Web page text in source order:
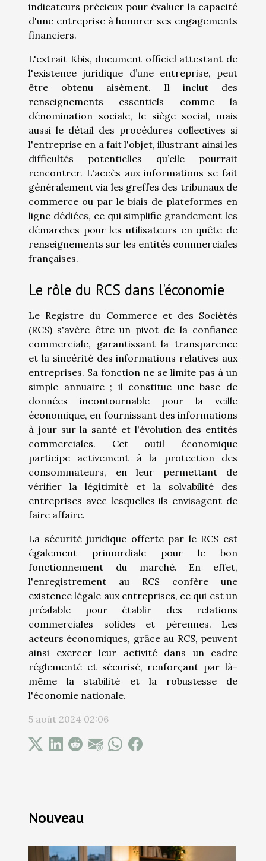
indicateurs précieux pour évaluer la capacité
d'une entreprise à honorer ses engagements
financiers.
L'extrait Kbis, document officiel attestant de
l'existence juridique d’une entreprise, peut
être obtenu aisément. Il inclut des
renseignements essentiels comme la
dénomination sociale, le siège social, mais
aussi le détail des procédures collectives si
l'entreprise en a fait l'objet, illustrant ainsi les
difficultés potentielles qu’elle pourrait
rencontrer. L'accès aux informations se fait
généralement via les greffes des tribunaux de
commerce ou par le biais de plateformes en
ligne dédiées, ce qui simplifie grandement les
démarches pour les utilisateurs en quête de
renseignements sur les entités commerciales
françaises.
Le rôle du RCS dans l'économie
Le Registre du Commerce et des Sociétés
(RCS) s'avère être un pivot de la confiance
commerciale, garantissant la transparence
et la sincérité des informations relatives aux
entreprises. Sa fonction ne se limite pas à un
simple annuaire ; il constitue une base de
données incontournable pour la veille
économique, en fournissant des informations
à jour sur la santé et l'évolution des entités
commerciales. Cet outil économique
participe activement à la protection des
consommateurs, en leur permettant de
vérifier la légitimité et la solvabilité des
entreprises avec lesquelles ils envisagent de
faire affaire.
La sécurité juridique offerte par le RCS est
également primordiale pour le bon
fonctionnement du marché. En effet,
l'enregistrement au RCS confère une
existence légale aux entreprises, ce qui est un
préalable pour établir des relations
commerciales solides et pérennes. Les
acteurs économiques, grâce au RCS, peuvent
ainsi exercer leur activité dans un cadre
réglementé et sécurisé, renforçant par là-
même la stabilité et la robustesse de
l'économie nationale.
5 août 2024 02:06
Nouveau